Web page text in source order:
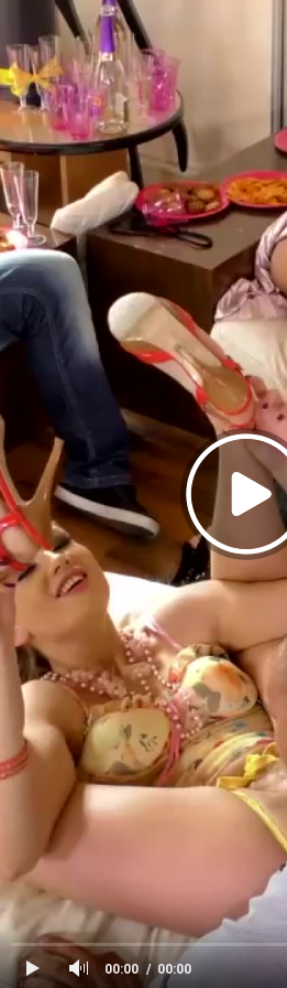
00:00 00:00